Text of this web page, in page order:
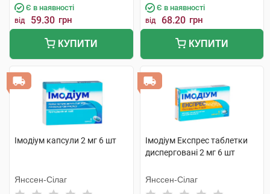
Є в наявності
від 59.30 грн
КУПИТИ
Є в наявності
від 68.20 грн
КУПИТИ
Імодіум капсули 2 мг 6 шт
Янссен-Сілаг
Імодіум Експрес таблетки
дисперговані 2 мг 6 шт
Янссен-Сілаг